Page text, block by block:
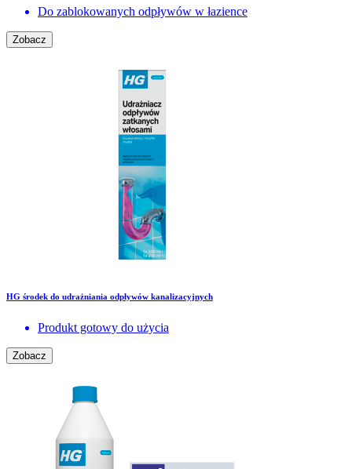
Do zablokowanych odpływów w łazience
Zobacz
HG środek do udrażniania odpływów kanalizacyjnych
Produkt gotowy do użycia
Zobacz